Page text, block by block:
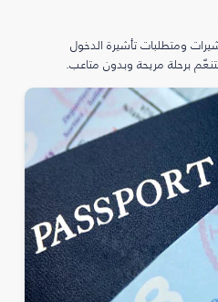
ومتطلبات تأشيرة الدخول
برحلة مريحة وبدون متاعب.